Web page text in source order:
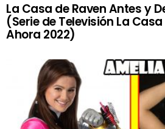
La Casa de Raven Antes y
(Serie de Televisión La
Ahora 2022)